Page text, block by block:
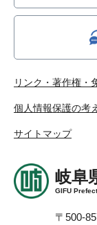
リンク・著作権・
個人情報保護の考
サイトマップ
岐阜
GIFU
〒500-